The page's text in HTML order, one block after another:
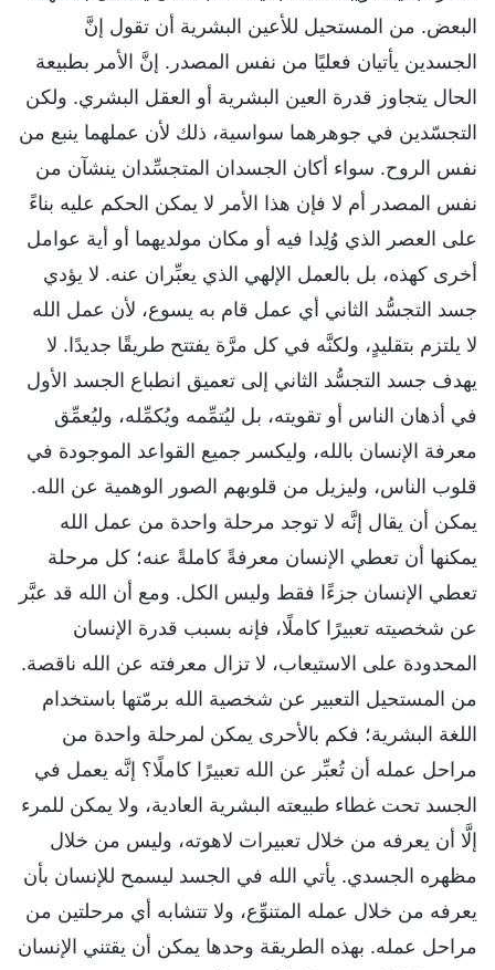
البعض. من المستحيل للأعين البشرية أن تقول إنَّ
الجسدين يأتيان فعليًا من نفس المصدر. إنَّ الأمر بطبيعة
الحال يتجاوز قدرة العين البشرية أو العقل البشري. ولكن
التجسّدين في جوهرهما سواسية، ذلك لأن عملهما ينبع من
نفس الروح. سواء أكان الجسدان المتجسِّدان ينشآن من
نفس المصدر أم لا فإن هذا الأمر لا يمكن الحكم عليه بناءً
على العصر الذي وُلِدا فيه أو مكان مولديهما أو أية عوامل
أخرى كهذه، بل بالعمل الإلهي الذي يعبِّران عنه. لا يؤدي
جسد التجسُّد الثاني أي عمل قام به يسوع، لأن عمل الله
لا يلتزم بتقليدٍ، ولكنَّه في كل مرَّة يفتتح طريقًا جديدًا. لا
يهدف جسد التجسُّد الثاني إلى تعميق انطباع الجسد الأول
في أذهان الناس أو تقويته، بل ليُتمِّمه ويُكمِّله، وليُعمِّق
معرفة الإنسان بالله، وليكسر جميع القواعد الموجودة في
قلوب الناس، وليزيل من قلوبهم الصور الوهمية عن الله.
يمكن أن يقال إنَّه لا توجد مرحلة واحدة من عمل الله
يمكنها أن تعطي الإنسان معرفةً كاملةً عنه؛ كل مرحلة
تعطي الإنسان جزءًا فقط وليس الكل. ومع أن الله قد عبَّر
عن شخصيته تعبيرًا كاملًا، فإنه بسبب قدرة الإنسان
المحدودة على الاستيعاب، لا تزال معرفته عن الله ناقصة.
من المستحيل التعبير عن شخصية الله برمّتها باستخدام
اللغة البشرية؛ فكم بالأحرى يمكن لمرحلة واحدة من
مراحل عمله أن تُعبِّر عن الله تعبيرًا كاملًا؟ إنَّه يعمل في
الجسد تحت غطاء طبيعته البشرية العادية، ولا يمكن للمرء
إلَّا أن يعرفه من خلال تعبيرات لاهوته، وليس من خلال
مظهره الجسدي. يأتي الله في الجسد ليسمح للإنسان بأن
يعرفه من خلال عمله المتنوِّع، ولا تتشابه أي مرحلتين من
مراحل عمله. بهذه الطريقة وحدها يمكن أن يقتني الإنسان